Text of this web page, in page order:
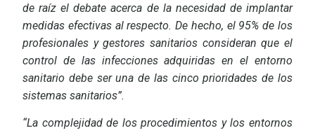
de raíz el debate acerca de la necesidad de implantar
medidas efectivas al respecto. De hecho, el 95% de los
profesionales y gestores sanitarios consideran que el
control de las infecciones adquiridas en el entorno
sanitario debe ser una de las cinco prioridades de los
sistemas sanitarios”.
“La complejidad de los procedimientos y los entornos